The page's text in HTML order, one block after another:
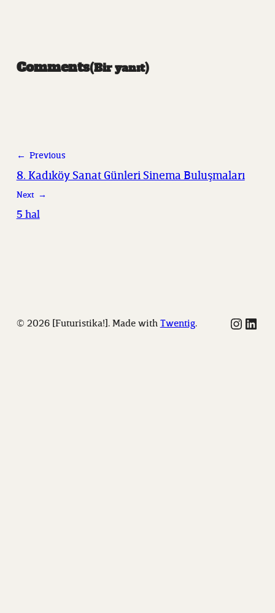
Comments Bir yanıt
← Previous
8. Kadıköy Sanat Günleri Sinema Buluşmaları
Next →
5 hal
© 2026 [Futuristika!]. Made with Twentig.